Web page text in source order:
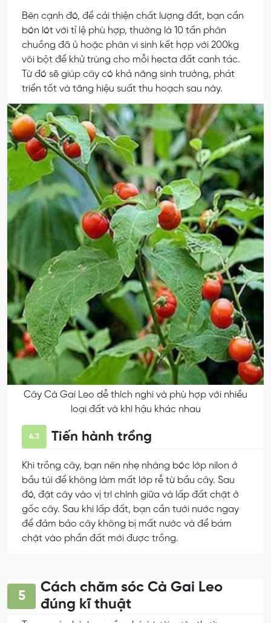
Bên cạnh đó, để cải thiện chất lượng đất, bạn cần
bón lót với tỉ lệ phù hợp, thường là 10 tấn phân
chuồng đã ủ hoặc phân vi sinh kết hợp với 200kg
vôi bột để khử trùng cho mỗi hecta đất canh tác.
Từ đó sẽ giúp cây có khả năng sinh trưởng, phát
triển tốt và tăng hiệu suất thu hoạch sau này.
Cây Cà Gai Leo dễ thích nghi và phù hợp với nhiều
loại đất và khí hậu khác nhau
4.3 Tiến hành trồng
Khi trồng cây, bạn nên nhẹ nhàng bóc lớp nilon ở
bầu túi để không làm mất lớp rễ từ bầu cây. Sau
đó, đặt cây vào vị trí chính giữa và lấp đất chặt ở
gốc cây. Sau khi lấp đất, bạn cần tưới nước ngay
để đảm bảo cây không bị mất nước và để bám
chặt vào phần đất mới được trồng.
5
Cách chăm sóc Cà Gai Leo
đúng kĩ thuật